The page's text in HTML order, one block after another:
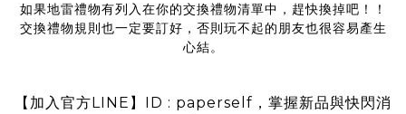
如果地雷禮物有列入在你的交換禮物清單中，趕快換掉吧！！
交換禮物規則也一定要訂好，否則玩不起的朋友也很容易產生
心結。
【加入官方LINE】ID : paperself，掌握新品與快閃消